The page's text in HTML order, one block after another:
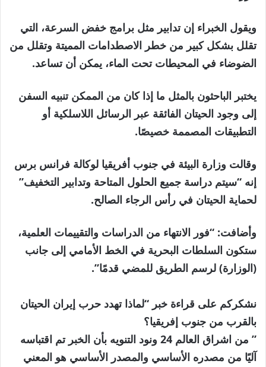
ويقول الخبراء إن تدابير مثل برامج خفض السرعة، التي
تقلل بشكل كبير من خطر الاصطدامات المميتة وتقلل من
الضوضاء في المحيطات تحت الماء، يمكن أن تساعد.
يختبر الباحثون بالمثل ما إذا كان من الممكن تنبيه السفن
إلى وجود الحيتان الفائقة عبر الرسائل اللاسلكية أو
التطبيقات المصممة خصيصًا.
وقالت وزارة البيئة في جنوب أفريقيا لوكالة فرانس برس
إنه “سيتم دراسة جميع الحلول المتاحة وتدابير التخفيف”
لحماية الحيتان في رأس الرجاء الصالح.
وأضافت: “فور الانتهاء من الدراسات والتقييمات العلمية،
ستكون السلطات البحرية في الخط الأمامي إلى جانب
(الوزارة) لرسم الطريق للمضي قدمًا”.
نشكركم على قراءة خبر “لماذا تهدد حرب إيران الحيتان
بالقرب من جنوب إفريقيا؟
” من اشراق العالم 24 ونود التنويه بأن الخبر تم اقتباسه
آليًا من مصدره الأساسي والمصدر الأساسي هو المعني